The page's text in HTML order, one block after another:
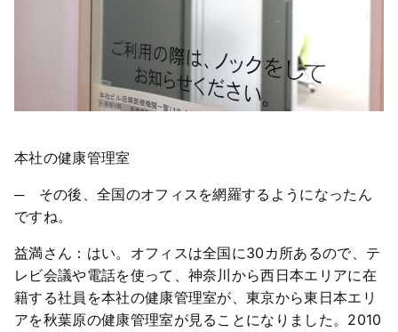
本社の健康管理室
─ その後、全国のオフィスを網羅するようになったん
ですね。
益満さん：はい。オフィスは全国に30カ所あるので、テ
レビ会議や電話を使って、神奈川から西日本エリアに在
籍する社員を本社の健康管理室が、東京から東日本エリ
アを秋葉原の健康管理室が見ることになりました。2010